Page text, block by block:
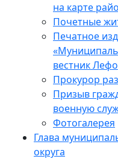
на карте
Почетные
Печатное
вестник
Прокурор
Призыв
военную
Фотогалерея
Глава
округа